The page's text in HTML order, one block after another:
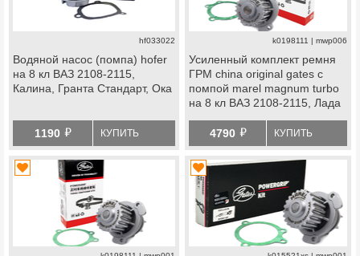
hf033022
Водяной насос (помпа) hofer
на 8 кл ВАЗ 2108-2115,
Калина, Гранта Стандарт, Ока
1190 й КУПИТЬ
k0198111 | mwp006
Усиленный комплект ремня
ГРМ china original gates с
помпой marel magnum turbo
на 8 кл ВАЗ 2108-2115, Лада
Гранта Стандарт, Ока
4790 й КУПИТЬ